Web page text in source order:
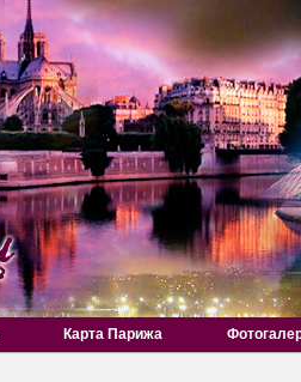
Карта Парижа